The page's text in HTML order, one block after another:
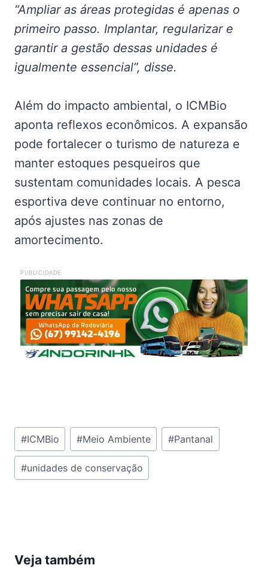
“Ampliar as áreas protegidas é apenas o
primeiro passo. Implantar, regularizar e
garantir a gestão dessas unidades é
igualmente essencial”, disse.
Além do impacto ambiental, o ICMBio
aponta reflexos econômicos. A expansão
pode fortalecer o turismo de natureza e
manter estoques pesqueiros que
sustentam comunidades locais. A pesca
esportiva deve continuar no entorno,
após ajustes nas zonas de
amortecimento.
PUBLICIDADE
Tags
do
Post:
#ICMBio #Meio Ambiente #Pantanal
#unidades de conservação
Veja também